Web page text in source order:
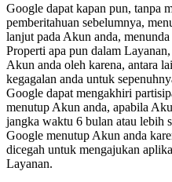
Google dapat kapan pun, tanpa
pemberitahuan sebelumnya,
lanjut pada Akun anda,
Properti apa pun dalam
Akun anda oleh karena, antara
kegagalan anda untuk
Google dapat mengakhiri
menutup Akun anda, apabila
jangka waktu 6 bulan atau lebih
Google menutup Akun anda
dicegah untuk mengajukan
Layanan.